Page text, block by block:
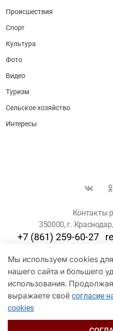
Мы используем cookies
нашего сайта и большего
использования.
выражаете своё согласие
cookies
Происшествия
Спорт
Культура
Фото
Видео
Туризм
Сельское хозяйство
Интересы
Контакты
350000, г.
+7 (861) 259-60-27
Для
© Кубанские
Сетевое издание «kubnews»
службой по надзору в сфере
и массовых коммуникаций